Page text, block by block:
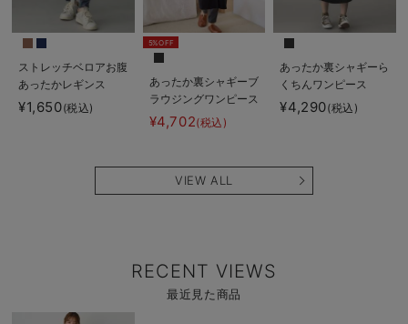
ストレッチベロアお腹
あったかレギンス
fairy（フェアリー）
マタニティ・産後
¥1,650(税込)
5%OFF
あったか裏シャギーブ
ラウジングワンピース
パジャマ fairy（フェ
アリー）マタニティ・
使える】
¥4,702(税込)
あったか裏シャギーら
くちんワンピース
fairy（フェアリー）
マタニティ・産後
¥4,290(税込)
VIEW ALL
RECENT VIEWS
最近見た商品